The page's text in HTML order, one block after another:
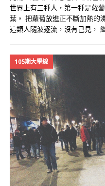
世界上有三種人，第一種是蘿
葉。 把蘿蔔放進正不斷加熱的
這類人隨波逐流，沒有己見，
105期大學線